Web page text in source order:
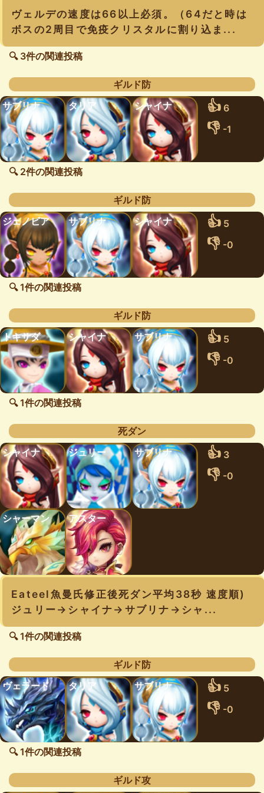
ヴェルデの速度は66以上必須。（64だと時は
ボスの2周目で免疫クリスタルに割り込ま...
🔍 3件の関連投稿
ギルド防
サブリナ
タリア シャイナ 👍 6
👎 -1
🔍 2件の関連投稿
ギルド防
ジェノビア
サブリナ シャイナ 👍 5
👎 -0
🔍 1件の関連投稿
ギルド防
トキサダ
シャイナ サブリナ 👍 5
👎 -0
🔍 1件の関連投稿
死ダン
シャイナ
ジュリー サブリナ 👍 3
👎 -0
シャーマン アスター
Eateel魚曼氏修正後死ダン平均38秒 速度順)
ジュリー→シャイナ→サブリナ→シャ...
🔍 1件の関連投稿
ギルド防
ヴェラード
タリア サブリナ 👍 5
👎 -0
🔍 1件の関連投稿
ギルド攻